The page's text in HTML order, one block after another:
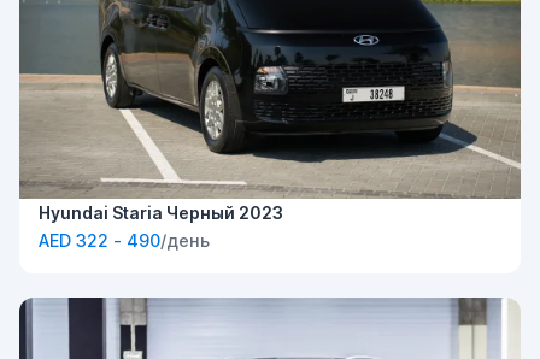
Hyundai Staria Черный 2023
AED 322 - 490/день